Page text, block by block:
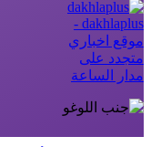
dakhlaplus -
موقع اخباري
متجدد على
مدار الساعة